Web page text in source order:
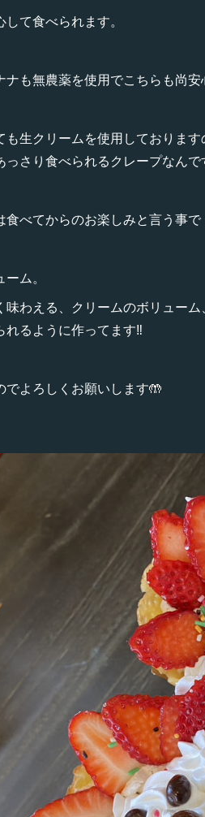
て食べられます。
も無農薬を使用でこちらも尚安
生クリームを使用しておりま
さり食べられるクレープなんで
食べてからのお楽しみと言う事で
ム。
味わえる、クリームのボリュー
るように作ってます‼️
よろしくお願いします🤲